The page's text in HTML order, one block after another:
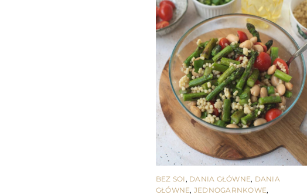
BEZ SOI , DANIA GŁÓWNE, DANIA
GŁÓWNE, JEDNOGARNKOWE,